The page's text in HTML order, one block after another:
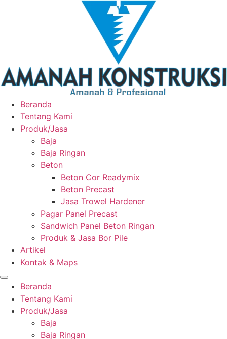
Beranda
Tentang Kami
Produk/Jasa
Baja
Baja Ringan
Beton
Beton Cor Readymix
Beton Precast
Jasa Trowel Hardener
Pagar Panel Precast
Sandwich Panel Beton Ringan
Produk & Jasa Bor Pile
Artikel
Kontak & Maps
Beranda
Tentang Kami
Produk/Jasa
Baja
Baja Ringan